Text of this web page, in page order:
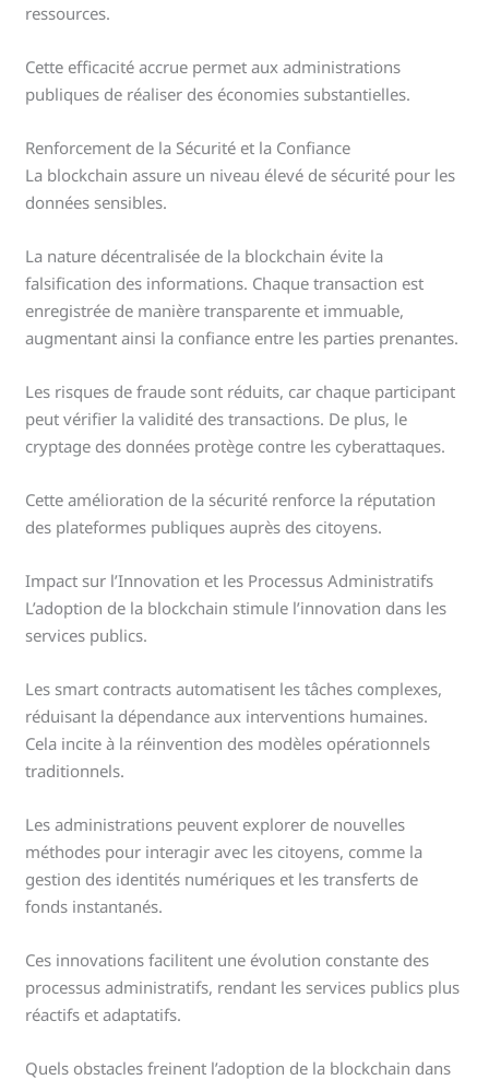
ressources.
Cette efficacité accrue permet aux administrations
publiques de réaliser des économies substantielles.
Renforcement de la Sécurité et la Confiance
La blockchain assure un niveau élevé de sécurité pour les
données sensibles.
La nature décentralisée de la blockchain évite la
falsification des informations. Chaque transaction est
enregistrée de manière transparente et immuable,
augmentant ainsi la confiance entre les parties prenantes.
Les risques de fraude sont réduits, car chaque participant
peut vérifier la validité des transactions. De plus, le
cryptage des données protège contre les cyberattaques.
Cette amélioration de la sécurité renforce la réputation
des plateformes publiques auprès des citoyens.
Impact sur l’Innovation et les Processus Administratifs
L’adoption de la blockchain stimule l’innovation dans les
services publics.
Les smart contracts automatisent les tâches complexes,
réduisant la dépendance aux interventions humaines.
Cela incite à la réinvention des modèles opérationnels
traditionnels.
Les administrations peuvent explorer de nouvelles
méthodes pour interagir avec les citoyens, comme la
gestion des identités numériques et les transferts de
fonds instantanés.
Ces innovations facilitent une évolution constante des
processus administratifs, rendant les services publics plus
réactifs et adaptatifs.
Quels obstacles freinent l’adoption de la blockchain dans